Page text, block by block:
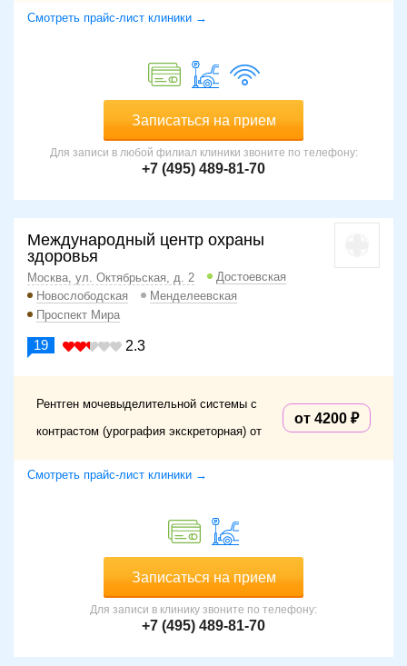
Смотреть прайс-лист клиники →
Записаться на прием
Для записи в любой филиал клиники звоните по телефону:
+7 (495) 489-81-70
Международный центр охраны
здоровья
Москва, ул. Октябрьская, д. 2
Достоевская
Новослободская
Менделеевская
Проспект Мира
19 2.3
Рентген мочевыделительной системы с
контрастом (урография экскреторная) от
от 4200
Смотреть прайс-лист клиники →
Записаться на прием
Для записи в клинику звоните по телефону:
+7 (495) 489-81-70